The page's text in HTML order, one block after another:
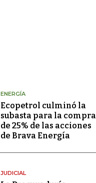
ENERGÍA
Ecopetrol culminó la
subasta para la compra
de 25% de las acciones
de Brava Energía
JUDICIAL